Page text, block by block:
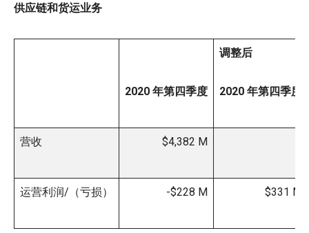
供应链和货运业务
2020 年第四季度
调整后
2020 年第四季度
营收 $4,382 M
运营利润/（亏损） -$228 M $331 M